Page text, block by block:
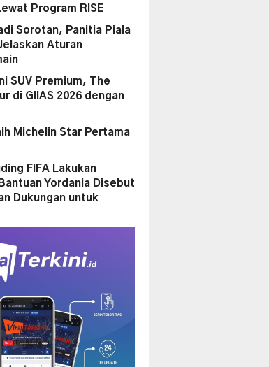
Program RISE
Sorotan, Panitia Piala
Aturan
SUV Premium, The
di GIIAS 2026 dengan
Michelin Star Pertama
FIFA Lakukan
Yordania Disebut
Dukungan untuk